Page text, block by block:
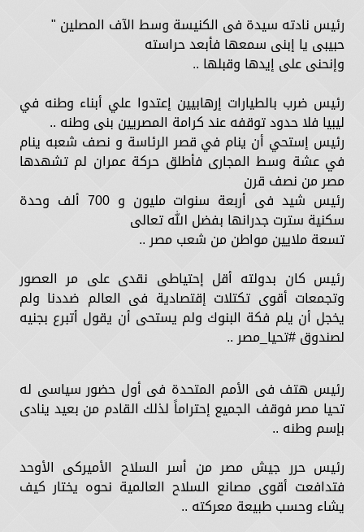
رئيس نادته سيدة فى الكنيسة وسط الآف المصلين "
حبيبى يا إبنى سمعها فأبعد حراسته
وإنحنى على إيدها وقبلها ..
رئيس ضرب بالطيارات إرهابيين إعتدوا علي أبناء وطنه في
ليبيا فلا حدود توقفه عند كرامة المصريين بنى وطنه ..
رئيس إستحي أن ينام في قصر الرئاسة و نصف شعبه ينام
في عشة وسط المجارى فأطلق حركة عمران لم تشهدها
مصر من نصف قرن
رئيس شيد فى أربعة سنوات مليون و 700 ألف وحدة
سكنية سترت جدرانها بفضل الله تعالى
تسعة ملايين مواطن من شعب مصر ..
رئيس كان بدولته أقل إحتياطى نقدى على مر العصور
وتجمعات أقوى تكتلات إقتصادية فى العالم ضددنا ولم
يخجل أن يلم فكة البنوك ولم يستحى أن يقول أتبرع بجنيه
لصندوق #تحيا_مصر ..
رئيس هتف فى الأمم المتحدة فى أول حضور سياسى له
تحيا مصر فوقف الجميع إحتراماً لذلك القادم من بعيد ينادى
بإسم وطنه ..
رئيس حرر جيش مصر من أسر السلاح الأميركى الأوحد
فتدافعت أقوى مصانع السلاح العالمية نحوه يختار كيف
يشاء وحسب طبيعة معركته ..